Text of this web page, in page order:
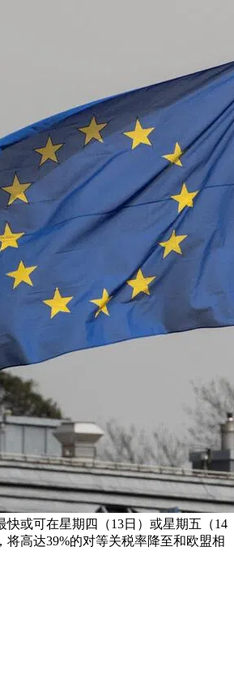
快或可在星期四（13日）或星期五（14
将高达39%的对等关税率降至和欧盟相